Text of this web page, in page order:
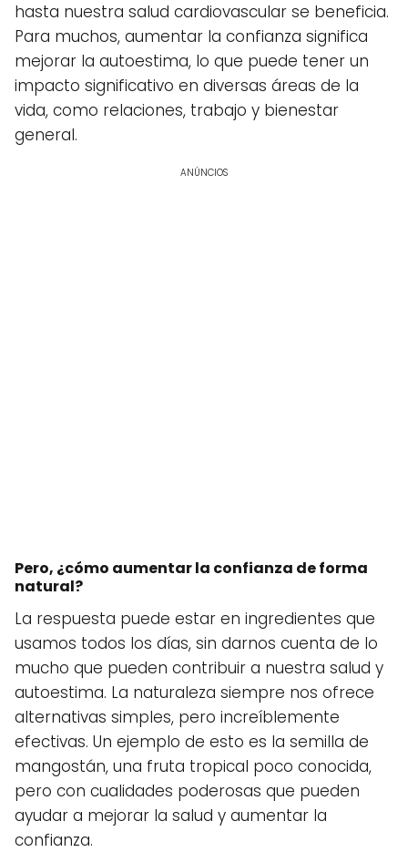
hasta nuestra salud cardiovascular se beneficia.
Para muchos, aumentar la confianza significa
mejorar la autoestima, lo que puede tener un
impacto significativo en diversas áreas de la
vida, como relaciones, trabajo y bienestar
general.
ANÚNCIOS
Pero, ¿cómo aumentar la confianza de forma
natural?
La respuesta puede estar en ingredientes que
usamos todos los días, sin darnos cuenta de lo
mucho que pueden contribuir a nuestra salud y
autoestima. La naturaleza siempre nos ofrece
alternativas simples, pero increíblemente
efectivas. Un ejemplo de esto es la semilla de
mangostán, una fruta tropical poco conocida,
pero con cualidades poderosas que pueden
ayudar a mejorar la salud y aumentar la
confianza.